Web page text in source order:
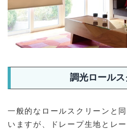
調光ロール
一般的なロールスクリーンと
いますが、ドレープ生地とレ